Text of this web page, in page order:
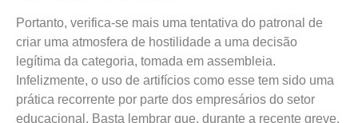
Portanto, verifica-se mais uma tentativa do patronal de
criar uma atmosfera de hostilidade a uma decisão
legítima da categoria, tomada em assembleia.
Infelizmente, o uso de artifícios como esse tem sido uma
prática recorrente por parte dos empresários do setor
educacional. Basta lembrar que, durante a recente greve,